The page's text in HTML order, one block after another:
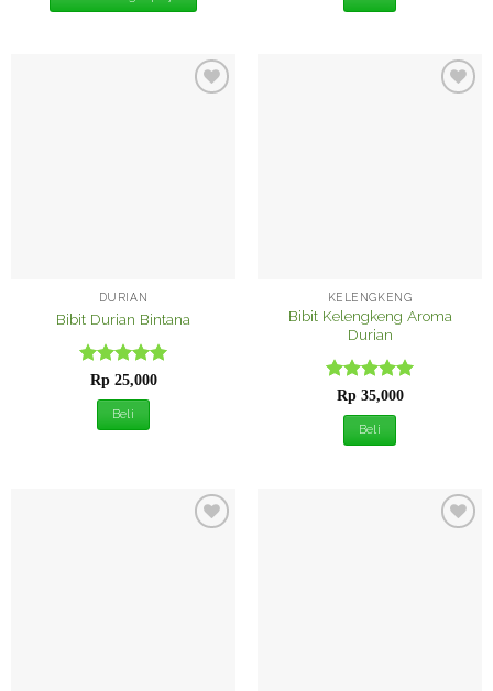
DURIAN
Bibit Durian Bintana
Dinilai5
dari 5
Rp25,000
Beli
KELENGKENG
Bibit Kelengkeng Aroma
Durian
Dinilai5
dari 5
Rp35,000
Beli